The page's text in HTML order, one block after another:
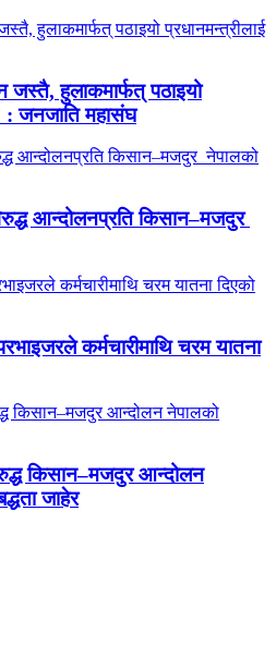
हुलाकमार्फत् पठाइयो
: जनजाति महासंघ
आन्दोलनप्रति किसान–मजदुर
कर्मचारीमाथि चरम यातना
किसान–मजदुर आन्दोलन
जाहेर